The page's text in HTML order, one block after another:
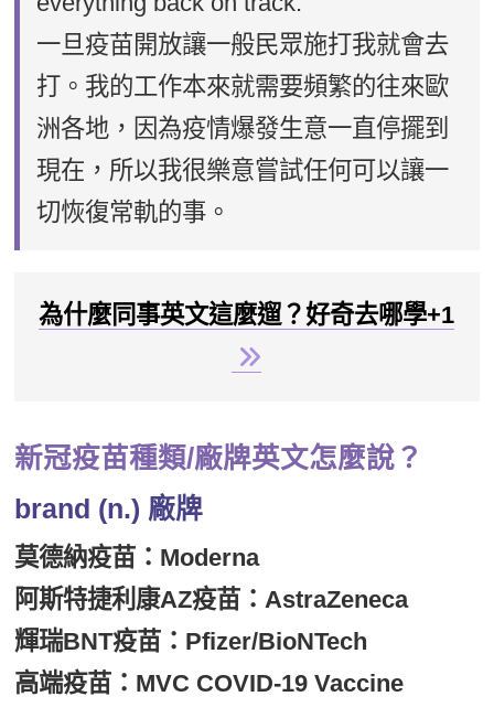
一旦疫苗開放讓一般民眾施打我就會去
打。我的工作本來就需要頻繁的往來歐
洲各地，因為疫情爆發生意一直停擺到
現在，所以我很樂意嘗試任何可以讓一
切恢復常軌的事。
為什麼同事英文這麼遛？好奇去哪學+1
新冠疫苗種類/廠牌英文怎麼說？
brand (n.) 廠牌
莫德納疫苗：Moderna
阿斯特捷利康AZ疫苗：AstraZeneca
輝瑞BNT疫苗：Pfizer/BioNTech
高端疫苗：MVC COVID-19 Vaccine